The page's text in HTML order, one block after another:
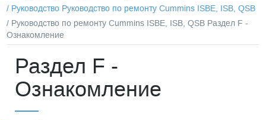
/ Руководство Руководство по ремонту Cummins ISBE, ISB, QSB
/ Руководство по ремонту Cummins ISBE, ISB, QSB Раздел F -
Ознакомление
Раздел F -
Ознакомление